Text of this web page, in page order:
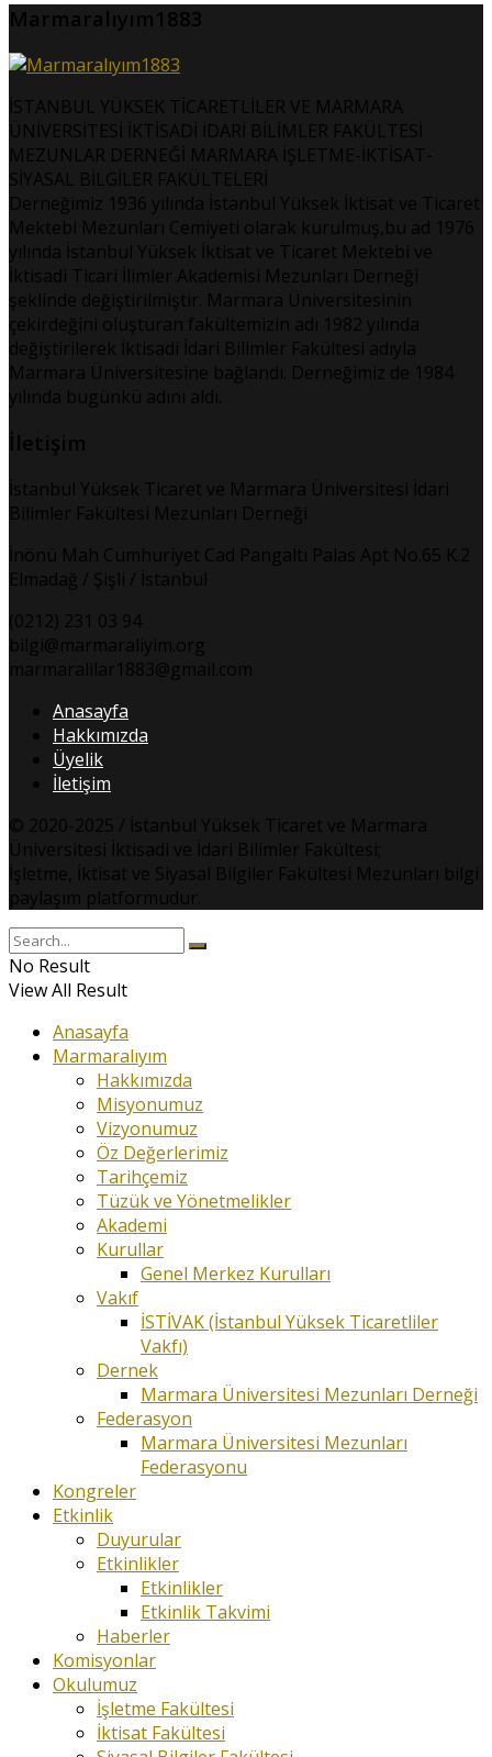
Marmaralıyım1883
İSTANBUL YÜKSEK TİCARETLİLER VE MARMARA
ÜNİVERSİTESİ İKTİSADİ İDARİ BİLİMLER FAKÜLTESİ
MEZUNLAR DERNEĞİ MARMARA İŞLETME-İKTİSAT-
SİYASAL BİLGİLER FAKÜLTELERİ
Derneğimiz 1936 yılında İstanbul Yüksek İktisat ve Ticaret
Mektebi Mezunları Cemiyeti olarak kurulmuş,bu ad 1976
yılında İstanbul Yüksek İktisat ve Ticaret Mektebi ve
İktisadi Ticari İlimler Akademisi Mezunları Derneği
şeklinde değiştirilmiştir. Marmara Üniversitesinin
çekirdeğini oluşturan fakültemizin adı 1982 yılında
değiştirilerek İktisadi İdari Bilimler Fakültesi adıyla
Marmara Üniversitesine bağlandı. Derneğimiz de 1984
yılında bugünkü adını aldı.
İletişim
İstanbul Yüksek Ticaret ve Marmara Üniversitesi İdari
Bilimler Fakültesi Mezunları Derneği
İnönü Mah Cumhuriyet Cad Pangaltı Palas Apt No.65 K.2
Elmadağ / Şişli / İstanbul
(0212) 231 03 94
bilgi@marmaraliyim.org
marmaralilar1883@gmail.com
Anasayfa
Hakkımızda
Üyelik
İletişim
© 2020-2025 / İstanbul Yüksek Ticaret ve Marmara
Üniversitesi İktisadi ve İdari Bilimler Fakültesi;
İşletme, İktisat ve Siyasal Bilgiler Fakültesi Mezunları bilgi
paylaşım platformudur.
No Result
View All Result
Anasayfa
Marmaralıyım
Hakkımızda
Misyonumuz
Vizyonumuz
Öz Değerlerimiz
Tarihçemiz
Tüzük ve Yönetmelikler
Akademi
Kurullar
Genel Merkez Kurulları
Vakıf
İSTİVAK (İstanbul Yüksek Ticaretliler
Vakfı)
Dernek
Marmara Üniversitesi Mezunları Derneği
Federasyon
Marmara Üniversitesi Mezunları
Federasyonu
Kongreler
Etkinlik
Duyurular
Etkinlikler
Etkinlikler
Etkinlik Takvimi
Haberler
Komisyonlar
Okulumuz
İşletme Fakültesi
İktisat Fakültesi